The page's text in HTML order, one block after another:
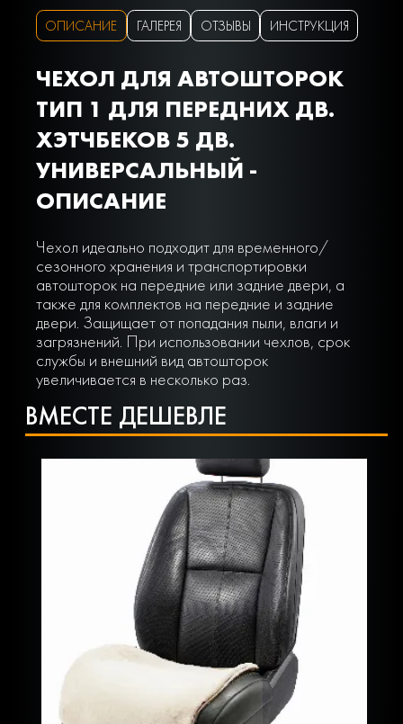
ОПИСАНИЕ ГАЛЕРЕЯ ОТЗЫВЫ ИНСТРУКЦИЯ
ЧЕХОЛ ДЛЯ АВТОШТОРОК
ТИП 1 ДЛЯ ПЕРЕДНИХ ДВ.
ХЭТЧБЕКОВ 5 ДВ.
УНИВЕРСАЛЬНЫЙ -
ОПИСАНИЕ
Чехол идеально подходит для временного/
сезонного хранения и транспортировки
автошторок на передние или задние двери, а
также для комплектов на передние и задние
двери. Защищает от попадания пыли, влаги и
загрязнений. При использовании чехлов, срок
службы и внешний вид автошторок
увеличивается в несколько раз.
ВМЕСТЕ ДЕШЕВЛЕ